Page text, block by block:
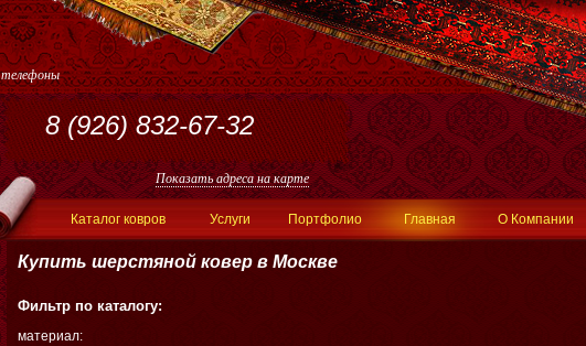
телефоны
8 (926) 832-67-32
Показать адреса на карте
Каталог ковров Услуги Портфолио Главная О Компании
Купить шерстяной ковер в Москве
Фильтр по каталогу:
материал: